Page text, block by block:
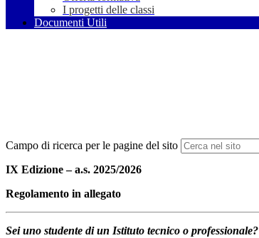
I progetti delle classi
Documenti Utili
Campo di ricerca per le pagine del sito
IX Edizione – a.s. 2025/2026
Regolamento in allegato
Sei uno studente di un Istituto tecnico o professionale?